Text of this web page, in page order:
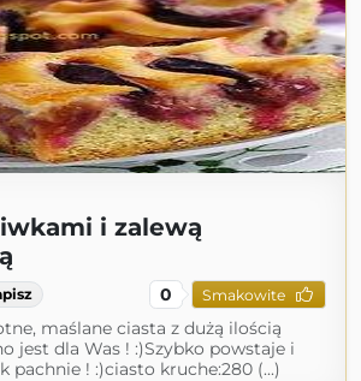
i zalewą
0 Smakowite
maślane ciasta z dużą ilością
jest dla Was ! :)Szybko powstaje i
pachnie ! :)ciasto kruche:280 (...)